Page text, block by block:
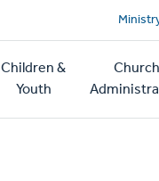
Main
navigation
Children &
Youth
Church